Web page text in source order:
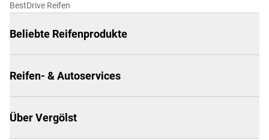
BestDrive Reifen
Beliebte Reifenprodukte
Reifen- & Autoservices
Über Vergölst